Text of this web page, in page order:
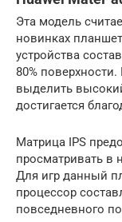
Эта модель
новинках
устройства
80%
выделить
достигается
Матрица IPS
просматривать в
Для игр данный
процессор
повседневного